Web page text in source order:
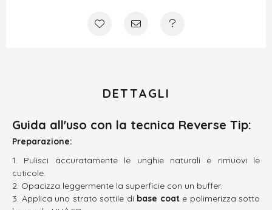
DETTAGLI
Guida all'uso con la tecnica Reverse Tip:
Preparazione:
Pulisci accuratamente le unghie naturali e rimuovi le
cuticole.
Opacizza leggermente la superficie con un buffer.
Applica uno strato sottile di base coate polimerizza sotto